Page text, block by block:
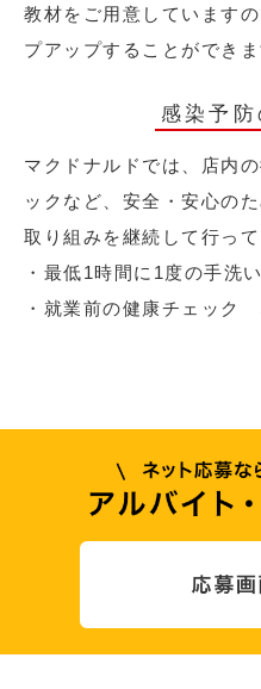
教材をご用意しています
プアップすることができま
感染予
マクドナルドでは、店内
ックなど、安全・安心の
取り組みを継続して行って
・最低1時間に1度の手洗
・就業前の健康チェック